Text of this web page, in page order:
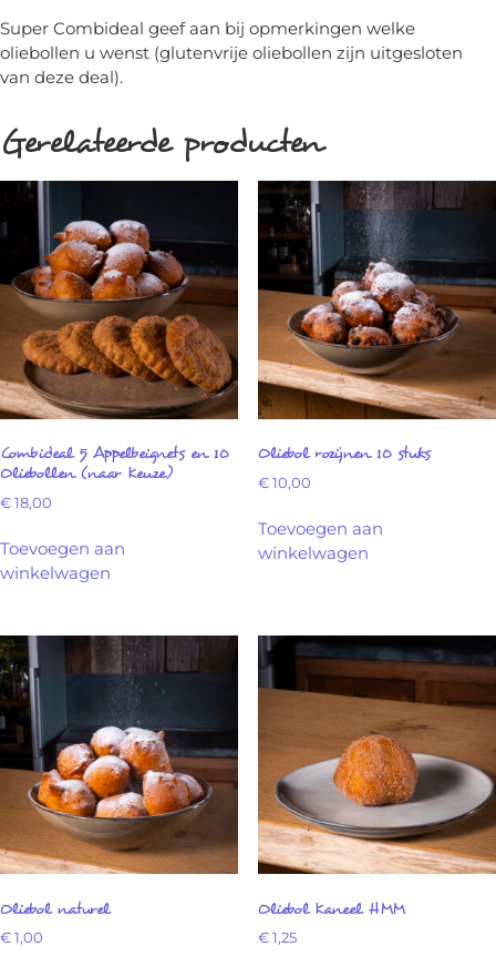
Super Combideal geef aan bij opmerkingen welke
oliebollen u wenst (glutenvrije oliebollen zijn uitgesloten
van deze deal).
Gerelateerde producten
Combideal 5 Appelbeignets en 10
Oliebollen (naar Keuze)
€ 18,00
Toevoegen aan
winkelwagen
Oliebol rozijnen 10 stuks
€10,00
Toevoegen aan
winkelwagen
Oliebol naturel
€ 1,00
Oliebol Kaneel HMM
€1,25